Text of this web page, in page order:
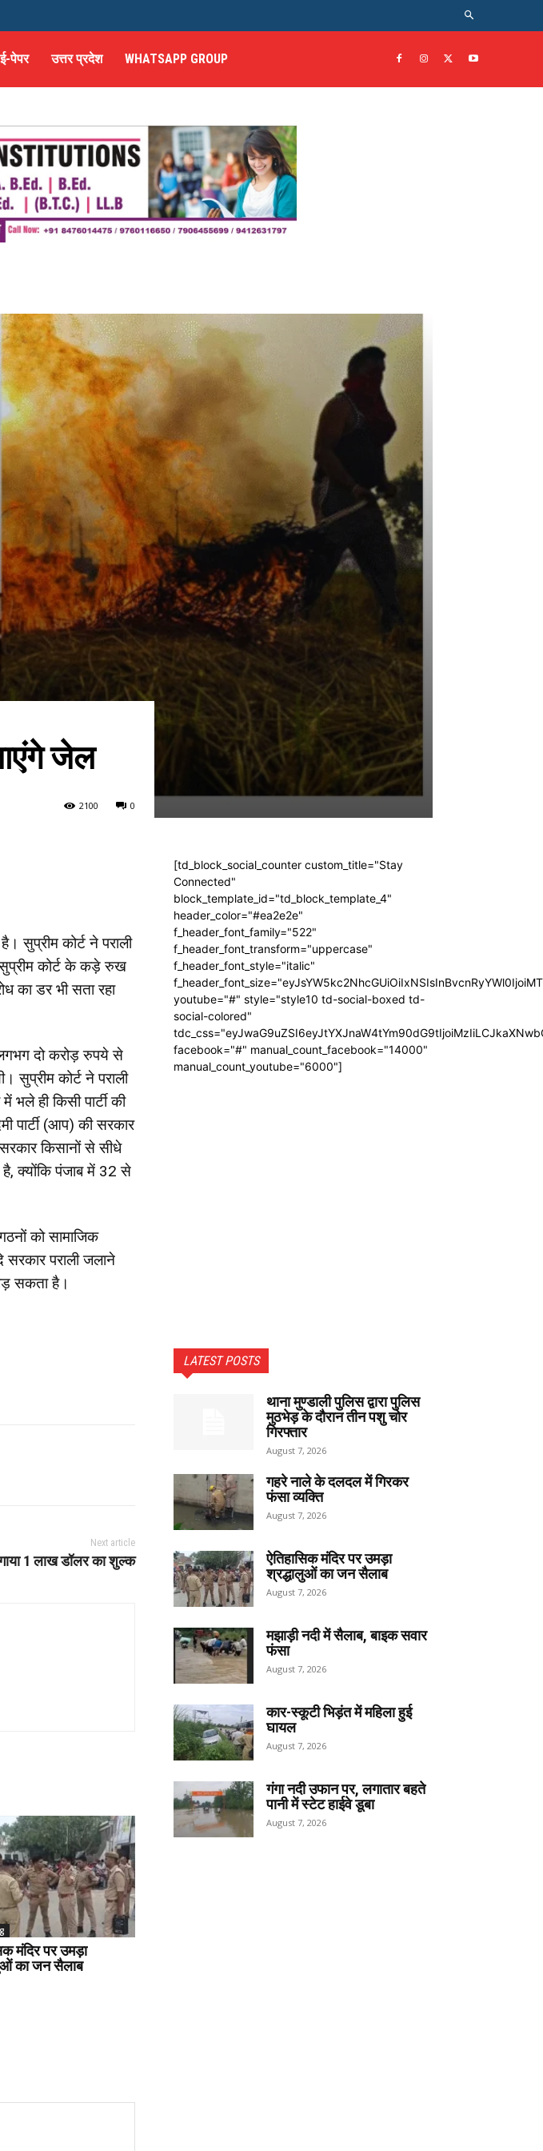
ई-पेपर उत्तर प्रदेश WHATSAPP GROUP
जेल
0
2100
सुप्रीम कोर्ट ने पराली
सुप्रीम कोर्ट के कड़े रुख
का डर भी सता रहा
दो करोड़ रुपये से
सुप्रीम कोर्ट ने पराली
ही किसी पार्टी की
पार्टी (आप) की सरकार
किसानों से सीधे
है, क्योंकि पंजाब में 32 से
को सामाजिक
सरकार पराली जलाने
सकता है।
Next article
1 लाख डॉलर का शुल्क
मंदिर पर उमड़ा
का जन सैलाब
[td_block_social_counter custom_title="Stay
Connected"
block_template_id="td_block_template_4"
header_color="#ea2e2e"
f_header_font_family="522"
f_header_font_transform="uppercase"
f_header_font_style="italic"
youtube="#" style="style10 td-social-boxed td-
social-colored"
facebook="#" manual_count_facebook="14000"
manual_count_youtube="6000"]
LATEST POSTS
थाना मुण्डाली पुलिस द्वारा पुलिस
मुठभेड़ के दौरान तीन पशु चोर
गिरफ्तार
August 7, 2026
गहरे नाले के दलदल में गिरकर
फंसा व्यक्ति
August 7, 2026
ऐतिहासिक मंदिर पर उमड़ा
श्रद्धालुओं का जन सैलाब
August 7, 2026
मझाड़ी नदी में सैलाब, बाइक सवार
फंसा
August 7, 2026
कार-स्कूटी भिड़ंत में महिला हुई
घायल
August 7, 2026
गंगा नदी उफान पर, लगातार बहते
पानी में स्टेट हाईवे डूबा
August 7, 2026